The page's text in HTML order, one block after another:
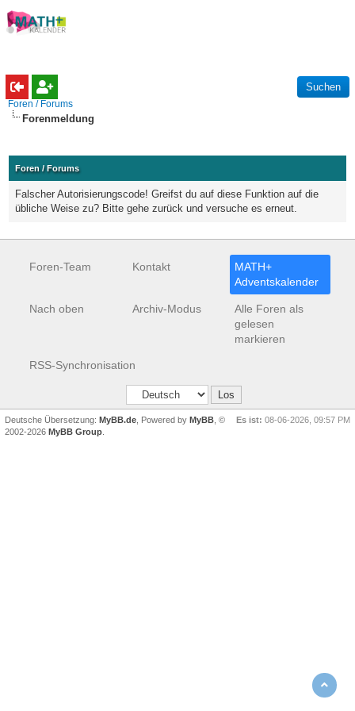
Foren / Forums
Forenmeldung
Foren / Forums
Falscher Autorisierungscode! Greifst du auf diese Funktion auf die
übliche Weise zu? Bitte gehe zurück und versuche es erneut.
Foren-Team Kontakt
MATH+
Adventskalender
Nach oben Archiv-Modus
Alle Foren als
gelesen
markieren
RSS-Synchronisation
Es ist: 08-06-2026, 09:57 PM
Deutsche Übersetzung: MyBB.de , Powered by MyBB , ©
2002-2026 MyBB Group